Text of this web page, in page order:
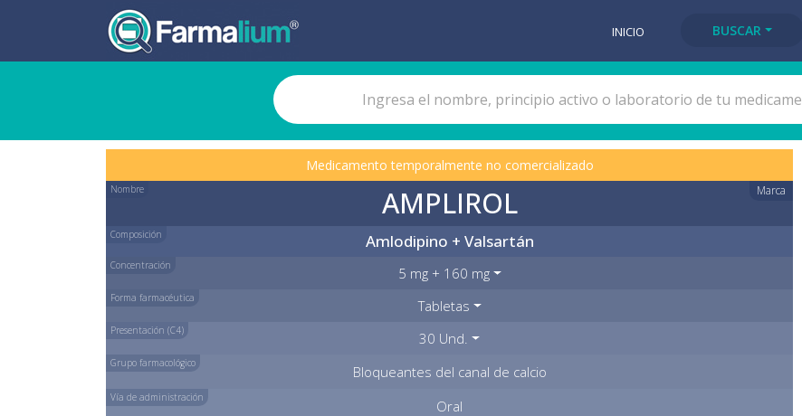
INICIO BUSCAR
Medicamento temporalmente no comercializado
Nombre Marca
AMPLIROL
Composición Amlodipino + Valsartán
Concentración 5 mg + 160 mg
Forma farmacéutica Tabletas
Presentación (C4) 30 Und.
Grupo farmacológico Bloqueantes del canal de calcio
Vía de administración Oral